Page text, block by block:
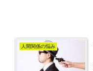
人間関係の悩み